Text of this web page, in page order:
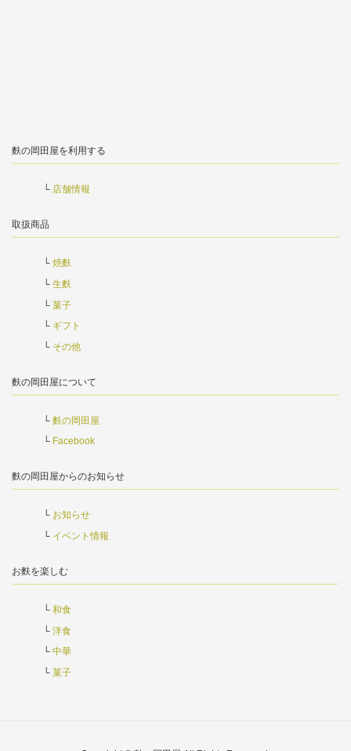
麩の岡田屋を利用する
店舗情報
取扱商品
焼麩
生麩
菓子
ギフト
その他
麩の岡田屋について
麩の岡田屋
Facebook
麩の岡田屋からのお知らせ
お知らせ
イベント情報
お麩を楽しむ
和食
洋食
中華
菓子